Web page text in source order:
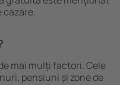
mai mulți factori. Cele
pensiuni și zone de